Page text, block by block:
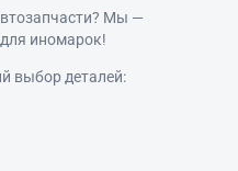
Мы —
для иномарок!
выбор деталей: